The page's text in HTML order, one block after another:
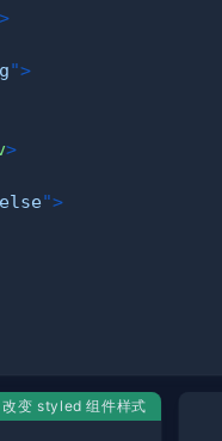
>
">
>
">
改变 styled 组件样式